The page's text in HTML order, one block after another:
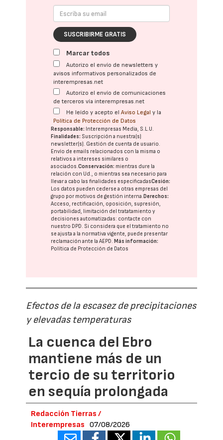
SUSCRIBIRME GRATIS
Marcar todos
Autorizo el envío de newsletters y
avisos informativos personalizados de
interempresas.net
Autorizo el envío de comunicaciones
de terceros vía interempresas.net
He leído y acepto elAviso Legal y la
Política de Protección de Datos
Responsable: Interempresas Media, S.L.U.
Finalidades: Suscripción a nuestra(s)
newsletter(s). Gestión de cuenta de usuario.
Envío de emails relacionados con la misma o
relativos a intereses similares o
asociados.Conservación: mientras dure la
relación con Ud., o mientras sea necesario para
llevar a cabo las finalidades especificadasCesión:
Los datos pueden cederse a otras empresas del
grupo por motivos de gestión interna. Derechos:
Acceso, rectificación, oposición, supresión,
portabilidad, limitación del tratatamiento y
decisiones automatizadas: contacte con
nuestro DPD. Si considera que el tratamiento no
se ajusta a la normativa vigente, puede presentar
reclamación ante laAEPD. Más información:
Política de Protección de Datos
Efectos de la escasez de precipitaciones
y elevadas temperaturas
La cuenca del Ebro
mantiene más de un
tercio de su territorio
en sequía prolongada
Redacción Tierras /
Interempresas
07/08/2026